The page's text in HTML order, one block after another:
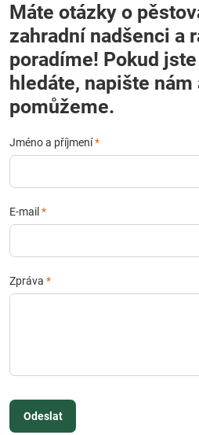
Máte otázky o
zahradní nadšenci a
poradíme! Pokud
hledáte, napište nám
pomůžeme.
Jméno a příjmení*
E-mail *
Zpráva *
Odeslat